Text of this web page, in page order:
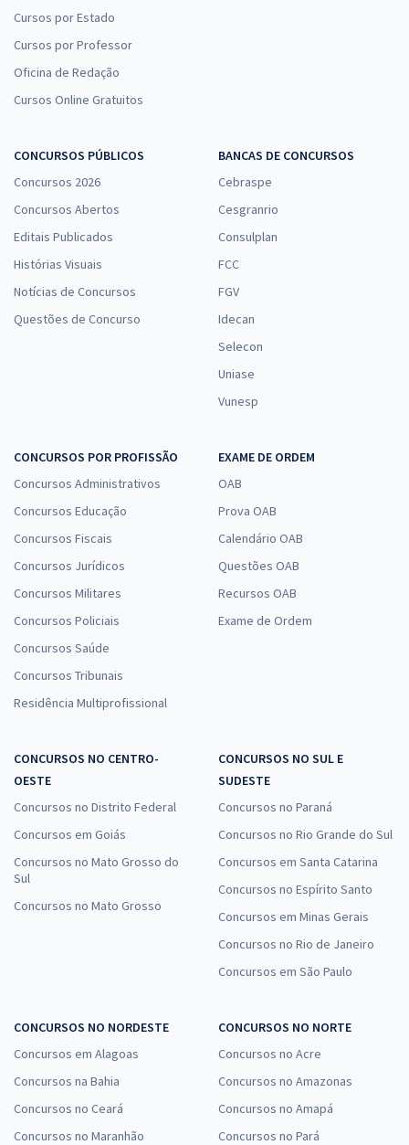
Cursos por Estado
Cursos por Professor
Oficina de Redação
Cursos Online Gratuitos
CONCURSOS PÚBLICOS
Concursos 2026
Concursos Abertos
Editais Publicados
Histórias Visuais
Notícias de Concursos
Questões de Concurso
BANCAS DE CONCURSOS
Cebraspe
Cesgranrio
Consulplan
FCC
FGV
Idecan
Selecon
Uniase
Vunesp
CONCURSOS POR PROFISSÃO
Concursos Administrativos
Concursos Educação
Concursos Fiscais
Concursos Jurídicos
Concursos Militares
Concursos Policiais
Concursos Saúde
Concursos Tribunais
Residência Multiprofissional
EXAME DE ORDEM
OAB
Prova OAB
Calendário OAB
Questões OAB
Recursos OAB
Exame de Ordem
CONCURSOS NO CENTRO-
OESTE
Concursos no Distrito Federal
Concursos em Goiás
Concursos no Mato Grosso do
Sul
Concursos no Mato Grosso
CONCURSOS NO SUL E
SUDESTE
Concursos no Paraná
Concursos no Rio Grande do Sul
Concursos em Santa Catarina
Concursos no Espírito Santo
Concursos em Minas Gerais
Concursos no Rio de Janeiro
Concursos em São Paulo
CONCURSOS NO NORDESTE
Concursos em Alagoas
Concursos na Bahia
Concursos no Ceará
Concursos no Maranhão
CONCURSOS NO NORTE
Concursos no Acre
Concursos no Amazonas
Concursos no Amapá
Concursos no Pará